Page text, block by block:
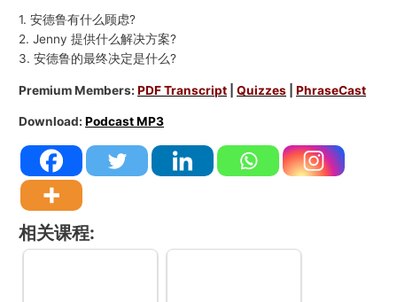
1. 安德鲁有什么顾虑?
2. Jenny 提供什么解决方案?
3. 安德鲁的最终决定是什么?
Premium Members:PDF Transcript |Quizzes |PhraseCast
Download:Podcast MP3
相关课程: